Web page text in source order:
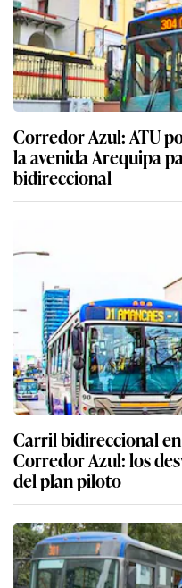
Corredor Azul: ATU
la avenida Arequipa
bidireccional
Carril bidireccional
Corredor Azul: los
del plan piloto